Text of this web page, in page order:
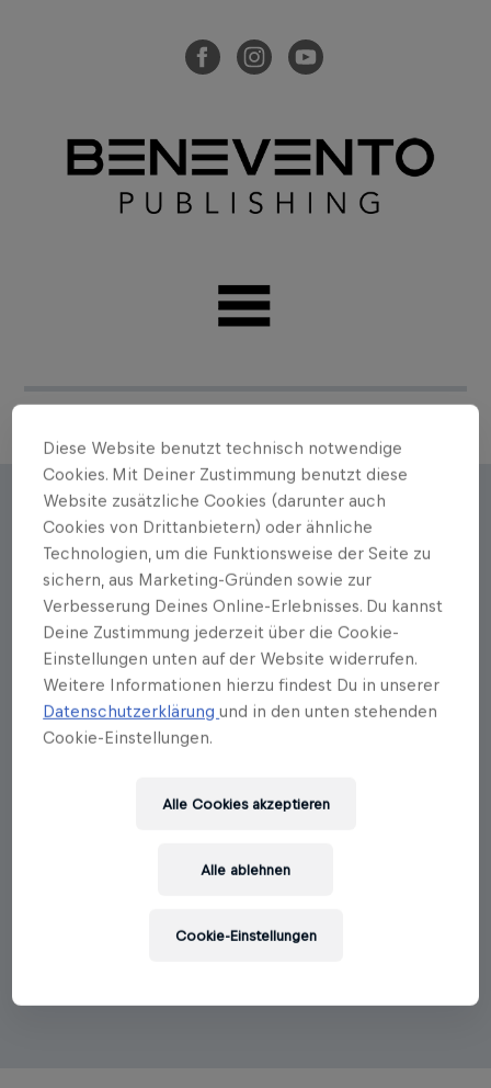
Autorenportrait
Karin Buchart
Karin Buchart verbindet das Heilpflanzen-
Erfahrungswissen aus den Alpen mit der
zeitgemäßen Ernährungswissenschaft und bringt es
in eine alltagstaugliche Form. Zwanzig Jahre nach
ihrer Heilwissenserhebung im Pinzgau versucht sie
die handwerklichen Abläufe für wirksame
Kräutermedizin zu beschreiben und darzustellen. Sie
Bücher und Kolumnistin im Magazin »carpe diem«.
Mehr als zehn Jahre war sie Lehrbeauftragte an
»Naturapotheke« im Magazin »Servus in Stadt und
Angewandte Pflanzenheilkunde mitbegründet und
Diese Website benutzt technisch notwendige
Cookies. Mit Deiner Zustimmung benutzt diese
Website zusätzliche Cookies (darunter auch
Cookies von Drittanbietern) oder ähnliche
Technologien, um die Funktionsweise der Seite zu
sichern, aus Marketing-Gründen sowie zur
Verbesserung Deines Online-Erlebnisses. Du kannst
Deine Zustimmung jederzeit über die Cookie-
Einstellungen unten auf der Website widerrufen.
Weitere Informationen hierzu findest Du in unserer
Datenschutzerklärungund in den unten stehenden
Cookie-Einstellungen.
Alle ablehnen
Alle Cookies akzeptieren
Cookie-Einstellungen